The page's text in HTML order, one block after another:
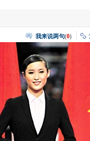
我来说两句(0)